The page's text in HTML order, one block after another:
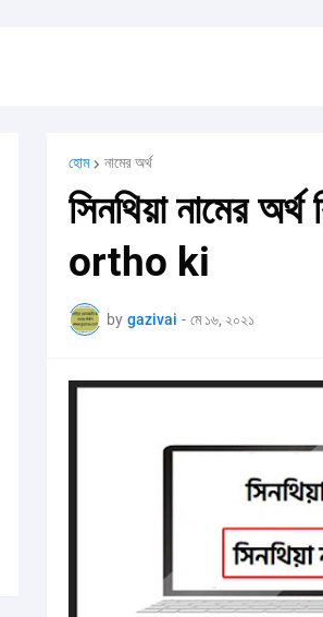
হোম নামের অর্থ
সিনথিয়া নামের
ortho ki
by gazivai - মে ১৬, ২০২১